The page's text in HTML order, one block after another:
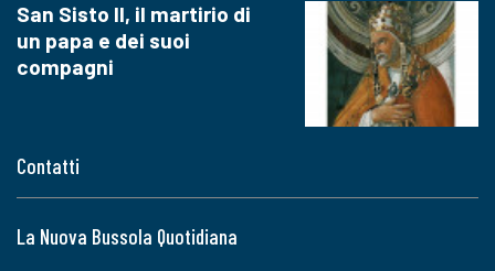
Contatti
La Nuova Bussola Quotidiana
San Sisto II, il martirio di
un papa e dei suoi
compagni